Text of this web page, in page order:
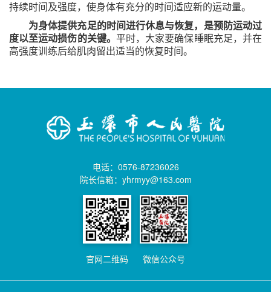
持续时间及强度，使身体有充分的时间适应新的运动量。
为身体提供充足的时间进行休息与恢复，是预防运动过
度以至运动损伤的关键。 平时，大家要确保睡眠充足，并在
高强度训练后给肌肉留出适当的恢复时间。
电话：0576-87236026
院长信箱：yhrmyy@163.com
官网二维码 微信公众号